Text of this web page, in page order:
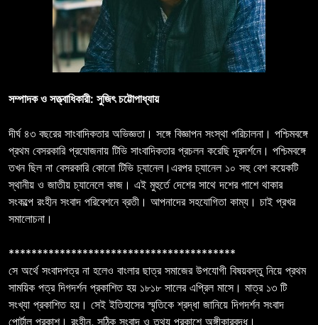
সম্পাদক ও সত্ত্বাধিকারী: সুজিৎ চট্টোপাধ্যায়
দীর্ঘ ৪৩ বছরের সাংবাদিকতার অভিজ্ঞতা। সঙ্গে বিজ্ঞাপন সংস্থা পরিচালনা। পশ্চিমবঙ্গে
প্রথম বেসরকারি প্রযোজনায় টিভি সাংবাদিকতার প্রচলন করেছি দূরদর্শনে। পশ্চিমবঙ্গে
তখন ছিল না বেসরকারি কোনো টিভি চ্যানেল।এরপর চ্যানেল ১০ সহু বেশ কয়েকটি
স্থানীয় ও জাতীয় চ্যানেলে কাজ। এই মুহুর্তে দেশের সাথে দশের পাশে থাকার
সংকল্পে রংহীন সংবাদ পরিবেশনে ব্রতী। আপনাদের সহযোগিতা কাম্য। চাই প্রখর
সমালোচনা।
****************************************
সে অর্থে সংবাদপত্র না হলেও বাংলার ছাত্র সমাজের উপযোগী বিষয়বস্তু নিয়ে প্রথম
সাময়িক পত্র দিগদর্শন প্রকাশিত হয় ১৮১৮ সালের এপ্রিল মাসে। মাত্র ১৩ টি
সংখ্যা প্রকাশিত হয়। সেই ইতিহাসের স্মৃতিকে শ্রদ্ধা জানিয়ে দিগদর্শন সংবাদ
পোর্টাল প্রকাশ। রংহীন, সঠিক সংবাদ ও তথ্য প্রকাশে অঙ্গীকারবদ্ধ।